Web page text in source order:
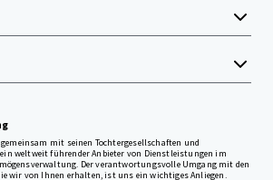
mit seinen Tochtergesellschaften und
weltweit führender Anbieter von Dienstleistungen im
Der verantwortungsvolle Umgang mit den
wir von Ihnen erhalten, ist uns ein wichtiges Anliegen.